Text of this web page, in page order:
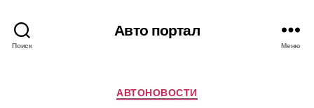
Поиск
Авто портал
Меню
Рубрики
АВТОНОВОСТИ